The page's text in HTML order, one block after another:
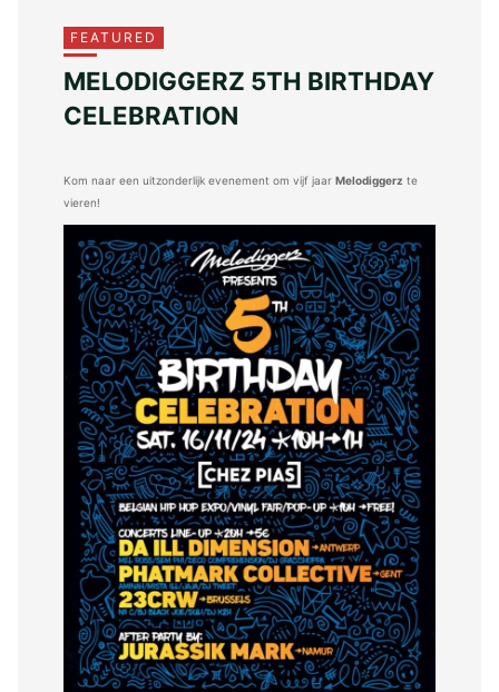
FEATURED
MELODIGGERZ 5TH BIRTHDAY
CELEBRATION
Kom naar een uitzonderlijk evenement om vijf jaarMelodiggerz te
vieren!